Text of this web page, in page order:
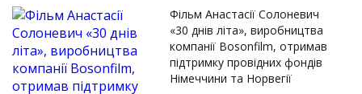
Фільм Анастасії Солоневич
«30 днів літа», виробництва
компанії Bosonfilm, отримав
підтримку провідних фондів
Німеччини та Норвегії